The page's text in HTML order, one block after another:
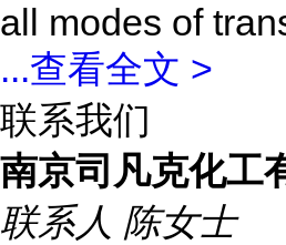
all modes of
...查看全文 >
联系我们
南京司凡克化工
联系人 陈女士